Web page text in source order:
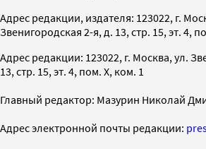
Адрес редакции, издателя: 123022, г.
Звенигородская 2-я, д. 13, стр. 15, эт. 4,
Адрес редакции: 123022, г. Москва, ул.
13, стр. 15, эт. 4, пом. X, ком. 1
Главный редактор: Мазурин Николай
Адрес электронной почты редакции: